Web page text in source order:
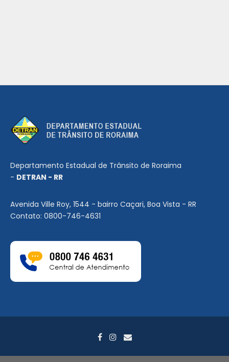
Departamento Estadual de Trânsito de Roraima
- DETRAN - RR
Avenida Ville Roy, 1544 - bairro Caçari, Boa Vista - RR
Contato: 0800-746-4631